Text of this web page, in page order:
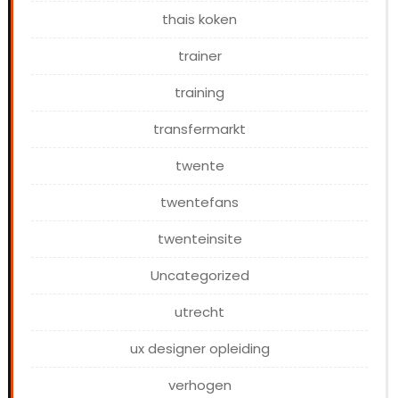
thais koken
trainer
training
transfermarkt
twente
twentefans
twenteinsite
Uncategorized
utrecht
ux designer opleiding
verhogen